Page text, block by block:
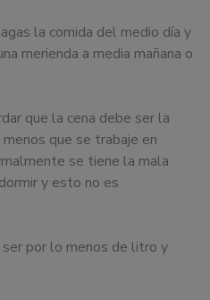
la comida del medio día y
merienda a media mañana o
que la cena debe ser la
que se trabaje en
se tiene la mala
y esto no es
por lo menos de litro y